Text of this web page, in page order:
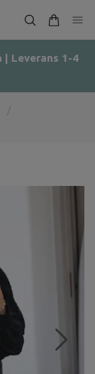
Leverans 1-4